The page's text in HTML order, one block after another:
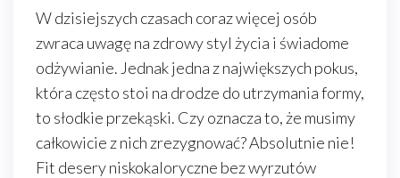
W dzisiejszych czasach coraz więcej osób
zwraca uwagę na zdrowy styl życia i świadome
odżywianie. Jednak jedna z największych pokus,
która często stoi na drodze do utrzymania formy,
to słodkie przekąski. Czy oznacza to, że musimy
całkowicie z nich zrezygnować? Absolutnie nie!
Fit desery niskokaloryczne bez wyrzutów